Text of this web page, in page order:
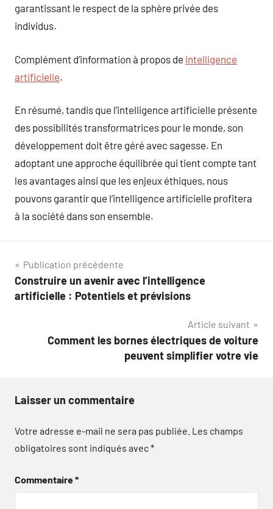
garantissant le respect de la sphère privée des
individus.
Complément d’information à propos de intelligence
artificielle.
En résumé, tandis que l’intelligence artificielle présente
des possibilités transformatrices pour le monde, son
développement doit être géré avec sagesse. En
adoptant une approche équilibrée qui tient compte tant
les avantages ainsi que les enjeux éthiques, nous
pouvons garantir que l’intelligence artificielle profitera
à la société dans son ensemble.
Navigation
de
Publication précédente
Construire un avenir avec l’intelligence
artificielle : Potentiels et prévisions
Article suivant
Comment les bornes électriques de voiture
peuvent simplifier votre vie
Laisser un commentaire
Votre adresse e-mail ne sera pas publiée. Les champs
obligatoires sont indiqués avec*
Commentaire*